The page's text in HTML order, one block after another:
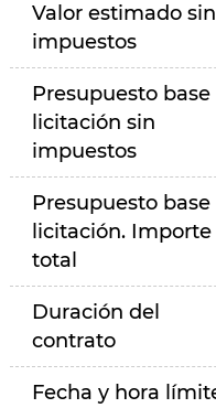
Valor estimado sin
impuestos
Presupuesto base
licitación sin
impuestos
Presupuesto base
licitación. Importe
total
Duración del
contrato
Fecha y hora